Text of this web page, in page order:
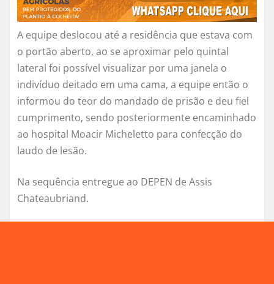
A equipe deslocou até a residência que estava com
o portão aberto, ao se aproximar pelo quintal
lateral foi possível visualizar por uma janela o
indivíduo deitado em uma cama, a equipe então o
informou do teor do mandado de prisão e deu fiel
cumprimento, sendo posteriormente encaminhado
ao hospital Moacir Micheletto para confecção do
laudo de lesão.
Na sequência entregue ao DEPEN de Assis
Chateaubriand.